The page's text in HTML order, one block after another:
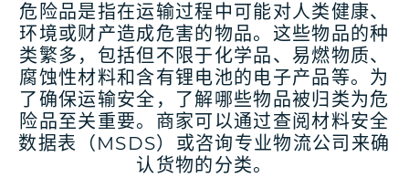
危险品是指在运输过程中可能对人类健康、
环境或财产造成危害的物品。这些物品的种
类繁多，包括但不限于化学品、易燃物质、
腐蚀性材料和含有锂电池的电子产品等。为
了确保运输安全，了解哪些物品被归类为危
险品至关重要。商家可以通过查阅材料安全
数据表（MSDS）或咨询专业物流公司来确
认货物的分类。